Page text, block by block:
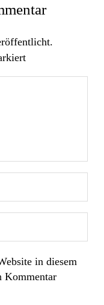
in diesem
Kommentar